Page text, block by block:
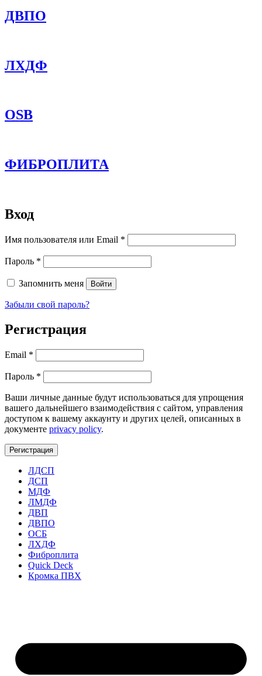
ДВПО
ЛХДФ
OSB
ФИБРОПЛИТА
Вход
Имя пользователя или Email *
Пароль *
Запомнить меня Войти
Забыли свой пароль?
Регистрация
Email *
Пароль *
Ваши личные данные будут использоваться для упрощения
вашего дальнейшего взаимодействия с сайтом, управления
доступом к вашему аккаунту и других целей, описанных в
документе privacy policy.
Регистрация
ЛДСП
ДСП
МДФ
ЛМДФ
ДВП
ДВПО
ОСБ
ЛХДФ
Фиброплита
Quick Deck
Кромка ПВХ